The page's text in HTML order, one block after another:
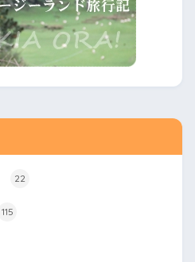
22
115